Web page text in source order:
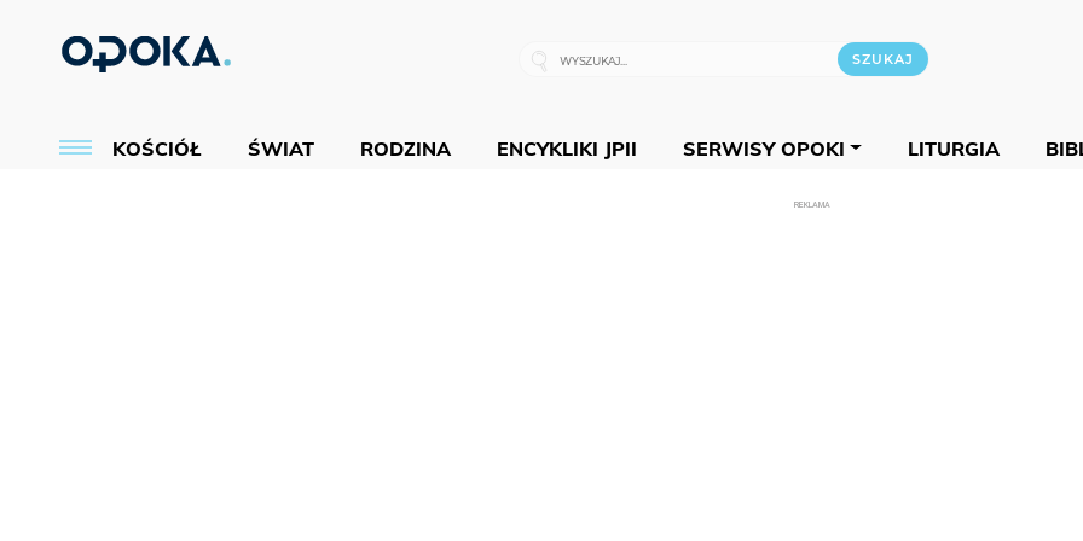
KOŚCIÓŁ ŚWIAT RODZINA ENCYKLIKI JPII SERWISY OPOKI LITURGIA
REKLAMA